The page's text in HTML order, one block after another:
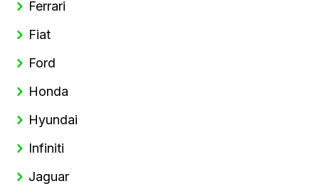
Ferrari
Fiat
Ford
Honda
Hyundai
Infiniti
Jaguar